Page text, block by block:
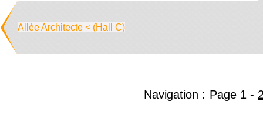
Allée Architecte < (Hall C)
Navigation : Page 1 -